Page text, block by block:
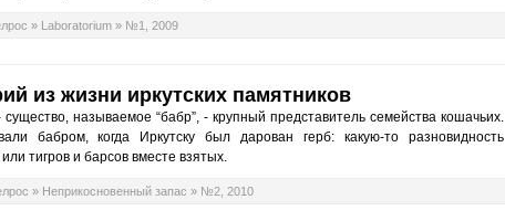
» Laboratorium» №1, 2009
из жизни иркутских памятников
существо, называемое “бабр”, - крупный представитель семейства кошачьих.
бабром, когда Иркутску был дарован герб: какую-то разновидность
тигров и барсов вместе взятых.
» Неприкосновенный запас » №2, 2010